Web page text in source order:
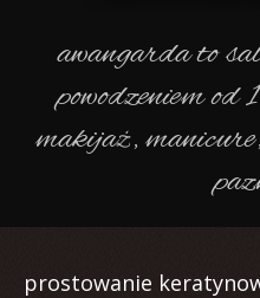
awangarda to
powodzeniem
makijaż,
prostowanie